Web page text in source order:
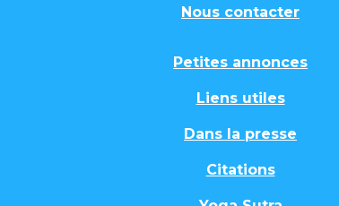
Nous contacter
Petites annonces
Liens utiles
Dans la presse
Citations